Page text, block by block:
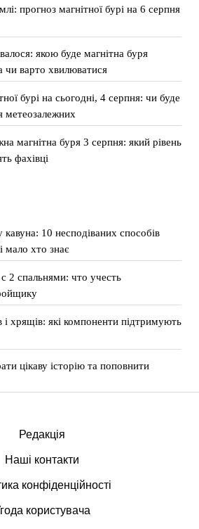
прогноз магнітної бурі на 6 серпня
якою буде магнітна буря
чи варто хвилюватися
бурі на сьогодні, 4 серпня: чи буде
метеозалежних
магнітна буря 3 серпня: який рівень
фахівці
10 несподіваних способів
мало хто знає
2 спальнями: что учесть
і хрящів: які компоненти підтримують
цікаву історію та поповнити
Редакція
Наші контакти
конфіденційності
користувача